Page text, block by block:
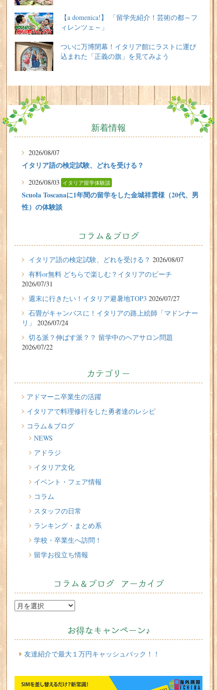
【a domenica!】 「留学先紹介！芸術の都～フ
ィレンツェ～」
ついに万博閉幕！イタリア館にラストに運び
込まれた「正義の旗」を見てみよう
新着情報
2026/08/07
イタリア語の検定試験、どれを受ける？
2026/08/03 イタリア留学体験談
Scuola Toscanaに1年間の留学をした金城祥雲様（20代、男
性）の体験談
有料or無料 どちらで楽しむ？イタリアのビーチ
フィレンツェに1週間の語学留学をしたT.Sさん（10代、女
性）の体験談
2026/07/27
週末に行きたい！イタリア避暑地TOP3
2026/07/24
石畳がキャンバスに！イタリアの路上絵師「マドンナー
リ」
切る派？伸ばす派？？ 留学中のヘアサロン問題
2026/07/20
イタリア人はどんなジェラートを食べる？
2026/07/17
イタリアが誇る3人の天才芸術家 その傑作を見に行こう！
2026/07/16
味わってみたい！魚介の「ごった煮」 リヴォルノの
Cacciucco（カッチュッコ）
コラム＆ブログ
イタリア語の検定試験、どれを受ける？ 2026/08/07
有料or無料 どちらで楽しむ？イタリアのビーチ
2026/07/31
週末に行きたい！イタリア避暑地TOP3 2026/07/27
石畳がキャンバスに！イタリアの路上絵師「マドンナー
リ」
2026/07/24
切る派？伸ばす派？？ 留学中のヘアサロン問題
2026/07/22
カテゴリー
アドマーニ卒業生の活躍
イタリアで料理修行をした勇者達のレシピ
コラム＆ブログ
NEWS
アドラジ
イタリア文化
イベント・フェア情報
コラム
スタッフの日常
ランキング・まとめ系
学校・卒業生へ訪問！
留学お役立ち情報
コラム＆ブログ アーカイブ
お得なキャンペーン♪
友達紹介で最大１万円キャッシュバック！！